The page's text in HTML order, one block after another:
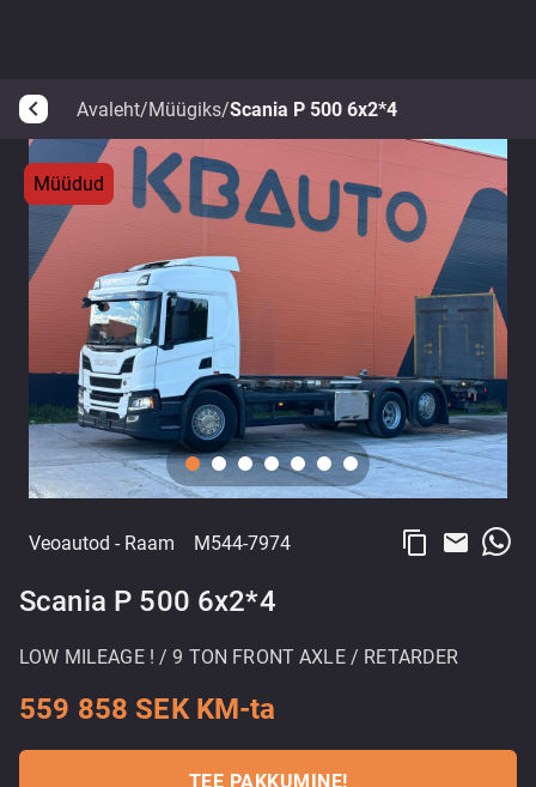
arrow_back_ios Avaleht/Müügiks/Scania P 500 6x2*4
Müüdud
Veoautod - Raam M544-7974 content_copy email
Scania P 500 6x2*4
LOW MILEAGE ! / 9 TON FRONT AXLE / RETARDER
559 858 SEK KM-ta
TEE PAKKUMINE!